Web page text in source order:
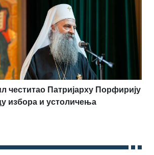
честитао Патријарху Порфирију
избора и устоличења